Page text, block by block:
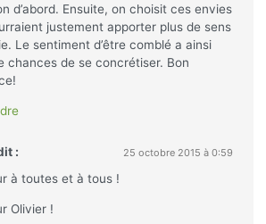
d’abord. Ensuite, on choisit ces envies
justement apporter plus de sens
Le sentiment d’être comblé a ainsi
chances de se concrétiser. Bon
: 25 octobre 2015 à 0:59
à toutes et à tous !
Olivier !